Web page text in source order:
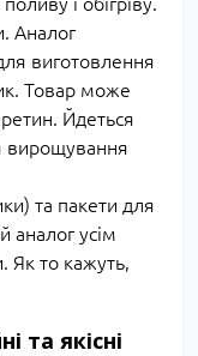
Аналог
виготовлення
Товар може
Йдеться
вирощування
та пакети для
аналог усім
Як то кажуть,
та якісні